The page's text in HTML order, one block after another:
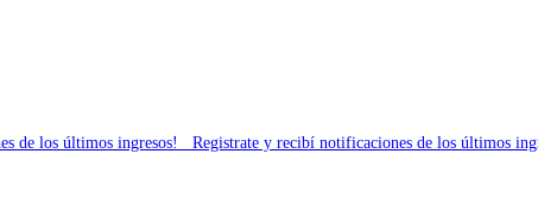
Registrate y recibí notificaciones de los últimos